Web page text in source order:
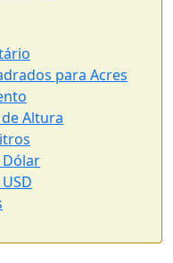
para Acres
Altura
Dólar